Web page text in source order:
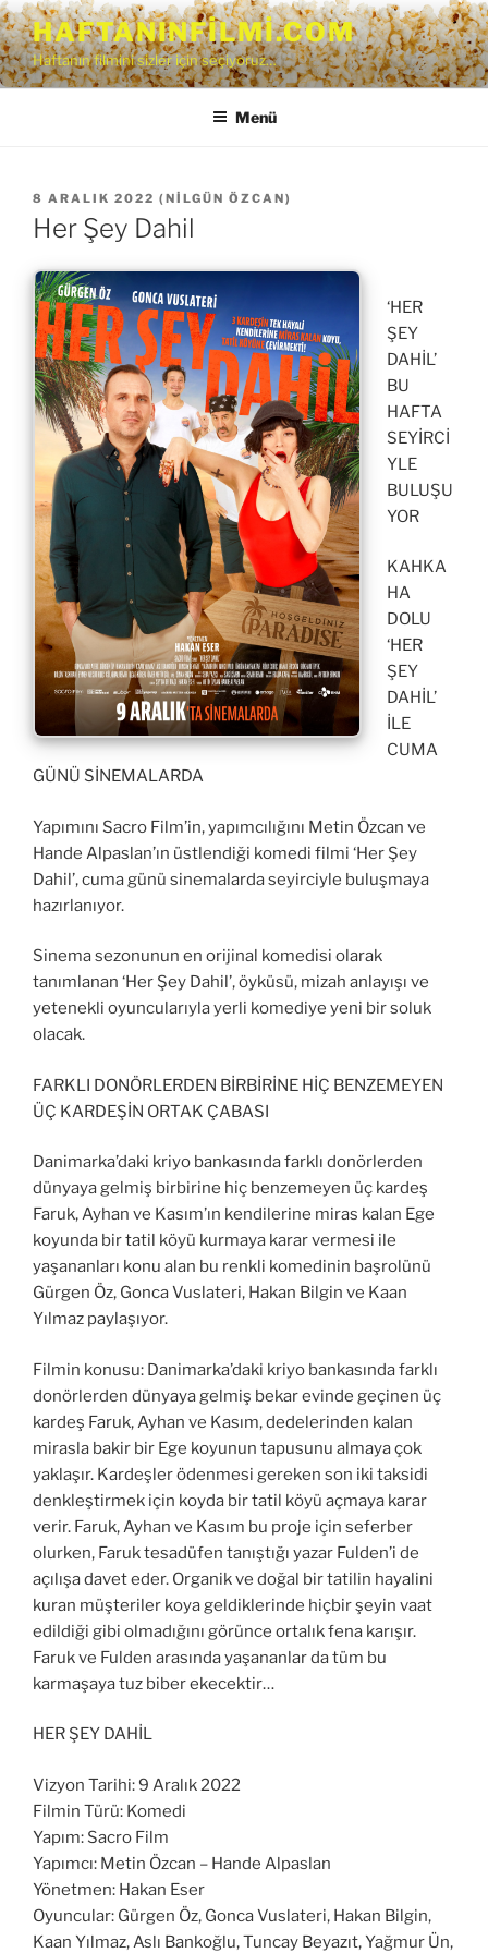
İçeriğe
geç HAFTANINFILMI.COM
Haftanın filmini sizler için seçiyoruz…
Menü
YAYIM
TARIHI
8 ARALIK 2022 ( NILGÜN ÖZCAN)
Her Şey Dahil
‘HER
ŞEY
DAHİL’
BU
HAFTA
SEYİRCİ
YLE
BULUŞU
YOR
KAHKA
HA
DOLU
‘HER
ŞEY
DAHİL’
İLE
CUMA
GÜNÜ SİNEMALARDA
Yapımını Sacro Film’in, yapımcılığını Metin Özcan ve
Hande Alpaslan’ın üstlendiği komedi filmi ‘Her Şey
Dahil’, cuma günü sinemalarda seyirciyle buluşmaya
hazırlanıyor.
Sinema sezonunun en orijinal komedisi olarak
tanımlanan ‘Her Şey Dahil’, öyküsü, mizah anlayışı ve
yetenekli oyuncularıyla yerli komediye yeni bir soluk
olacak.
FARKLI DONÖRLERDEN BİRBİRİNE HİÇ BENZEMEYEN
ÜÇ KARDEŞİN ORTAK ÇABASI
Danimarka’daki kriyo bankasında farklı donörlerden
dünyaya gelmiş birbirine hiç benzemeyen üç kardeş
Faruk, Ayhan ve Kasım’ın kendilerine miras kalan Ege
koyunda bir tatil köyü kurmaya karar vermesi ile
yaşananları konu alan bu renkli komedinin başrolünü
Gürgen Öz, Gonca Vuslateri, Hakan Bilgin ve Kaan
Yılmaz paylaşıyor.
Filmin konusu: Danimarka’daki kriyo bankasında farklı
donörlerden dünyaya gelmiş bekar evinde geçinen üç
kardeş Faruk, Ayhan ve Kasım, dedelerinden kalan
mirasla bakir bir Ege koyunun tapusunu almaya çok
yaklaşır. Kardeşler ödenmesi gereken son iki taksidi
denkleştirmek için koyda bir tatil köyü açmaya karar
verir. Faruk, Ayhan ve Kasım bu proje için seferber
olurken, Faruk tesadüfen tanıştığı yazar Fulden’i de
açılışa davet eder. Organik ve doğal bir tatilin hayalini
kuran müşteriler koya geldiklerinde hiçbir şeyin vaat
edildiği gibi olmadığını görünce ortalık fena karışır.
Faruk ve Fulden arasında yaşananlar da tüm bu
karmaşaya tuz biber ekecektir…
HER ŞEY DAHİL
Vizyon Tarihi: 9 Aralık 2022
Filmin Türü: Komedi
Yapım: Sacro Film
Yapımcı: Metin Özcan – Hande Alpaslan
Yönetmen: Hakan Eser
Oyuncular: Gürgen Öz, Gonca Vuslateri, Hakan Bilgin,
Kaan Yılmaz, Aslı Bankoğlu, Tuncay Beyazıt, Yağmur Ün,